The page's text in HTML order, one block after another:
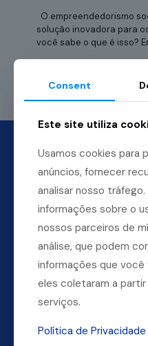
O empreendedorismo
solução inovadora para
você sabe o que é isso?
Dúvidas? Ligue
Consent
Este site utiliza
Usamos cookies para
anúncios, fornecer
analisar nosso
informações sobre o
nossos parceiros de
análise, que podem
informações que você
eles coletaram a
serviços.
Política de